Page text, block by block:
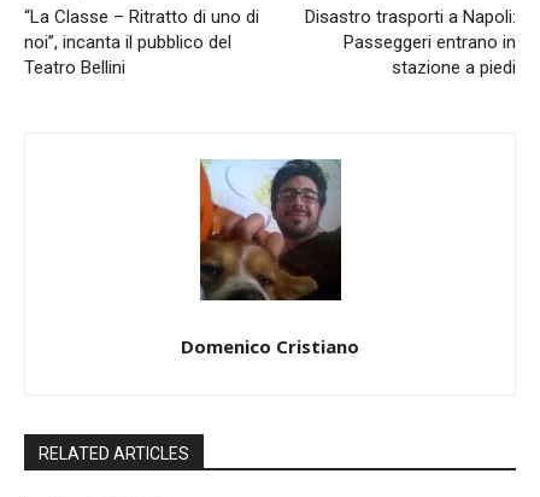
“La Classe – Ritratto di uno di
noi”, incanta il pubblico del
Teatro Bellini
Disastro trasporti a Napoli:
Passeggeri entrano in
stazione a piedi
Domenico Cristiano
RELATED ARTICLES